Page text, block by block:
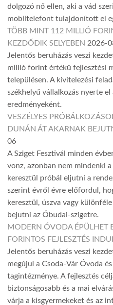
dolgozó nő ellen, aki a vád
mobiltelefont tulajdonított el
TÖBB MINT 112 MILLIÓ
KEZDŐDIK SELYEBEN 2026-
Jelentős beruházás veszi
millió forint értékű fejlesztési
településen. A kivitelezési
székhelyű vállalkozás nyerte el
eredményeként.
VESZÉLYES
DUNÁN ÁT AKARNAK
06
A Sziget Fesztivál minden
vonz, azonban nem mindenki
keresztül próbál eljutni a
szerint évről évre előfordul,
keresztül, úszva vagy
bejutni az Óbudai-szigetre.
MODERN ÓVODA ÉPÜLHET
FORINTOS FEJLESZTÉS
Jelentős beruházás veszi
megújul a Csoda-Vár Óvoda
tagintézménye. A fejlesztés
biztonságosabb és a mai
várja a kisgyermekeket és az